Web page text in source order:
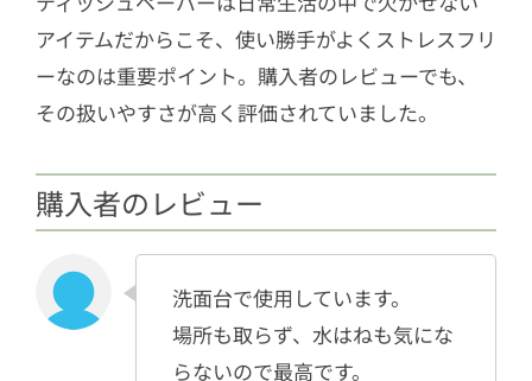
アイテムだからこそ、使い勝手がよくストレスフリ
ーなのは重要ポイント。購入者のレビューでも、
その扱いやすさが高く評価されていました。
購入者のレビュー
洗面台で使用しています。
場所も取らず、水はねも気にな
らないので最高です。